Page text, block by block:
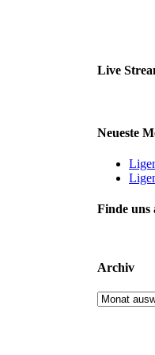
Live
Neueste
Finde uns
Archiv
Archiv